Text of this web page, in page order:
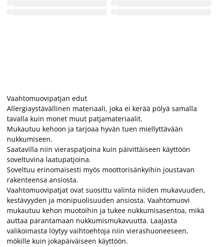
Vaahtomuovipatjan edut
Allergiaystävällinen materiaali, joka ei kerää pölyä samalla
tavalla kuin monet muut patjamateriaalit.
Mukautuu kehoon ja tarjoaa hyvän tuen miellyttävään
nukkumiseen.
Saatavilla niin vieraspatjoina kuin päivittäiseen käyttöön
soveltuvina laatupatjoina.
Soveltuu erinomaisesti myös moottorisänkyihin joustavan
rakenteensa ansiosta.
Vaahtomuovipatjat ovat suosittu valinta niiden mukavuuden,
kestävyyden ja monipuolisuuden ansiosta. Vaahtomuovi
mukautuu kehon muotoihin ja tukee nukkumisasentoa, mikä
auttaa parantamaan nukkumismukavuutta. Laajasta
valikoimasta löytyy vaihtoehtoja niin vierashuoneeseen,
mökille kuin jokapäiväiseen käyttöön.